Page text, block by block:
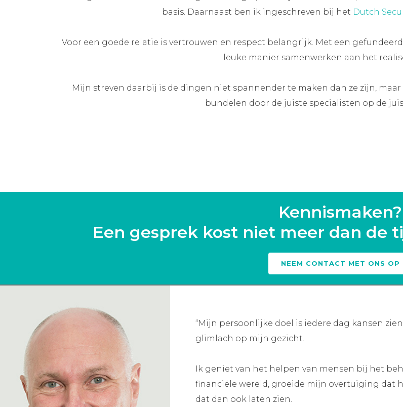
basis. Daarnaast ben ik ingeschreven bij het Dutch
Voor een goede relatie is vertrouwen en respect belangrijk. Met een
leuke manier samenwerken aan het
Mijn streven daarbij is de dingen niet spannender te maken dan ze zijn,
bundelen door de juiste specialisten op de
Kennismaken?
Een gesprek kost niet meer dan de
NEEM CONTACT MET ONS OP
“Mijn persoonlijke doel is iedere dag kansen
glimlach op mijn gezicht.
Ik geniet van het helpen van mensen bij het
financiële wereld, groeide mijn overtuiging dat
dat dan ook laten zien.